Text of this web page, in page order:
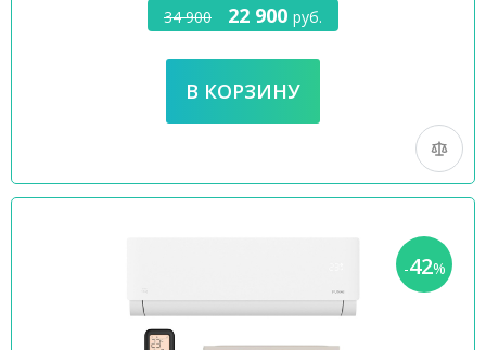
34 900 22 900 руб.
-42%